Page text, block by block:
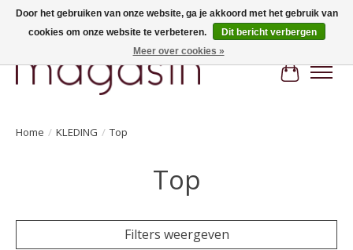
Hi, nice to meet you! Welcome to MAGASIN. Gratis verzending vanaf €100
Home / KLEDING / Top
Top
Filters weergeven
Door het gebruiken van onze website, ga je akkoord met het gebruik van
cookies om onze website te verbeteren.
Dit bericht verbergen
Meer over cookies »